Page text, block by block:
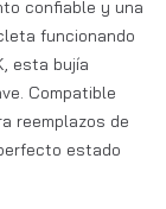
confiable y una
funcionando
esta bujía
Compatible
reemplazos de
estado